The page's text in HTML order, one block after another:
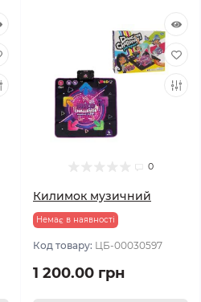
0
Килимок музичний
Немає в наявності
Код товару: ЦБ-00030597
1 200.00 грн